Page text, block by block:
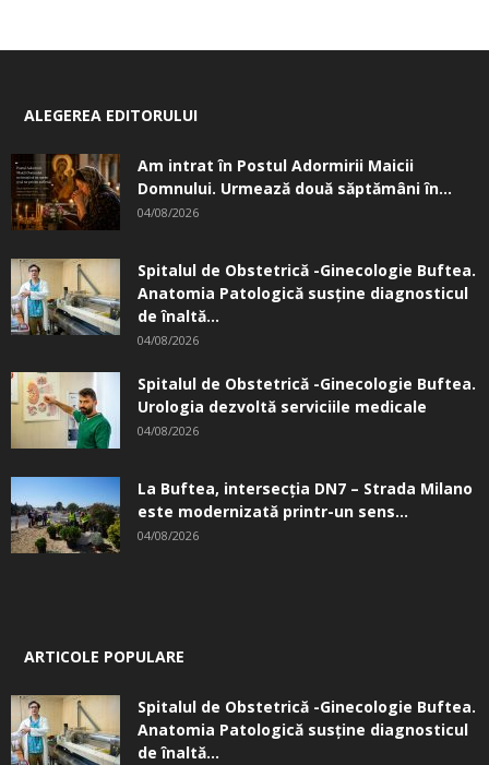
ALEGEREA EDITORULUI
Am intrat în Postul Adormirii Maicii
Domnului. Urmează două săptămâni în...
04/08/2026
Spitalul de Obstetrică -Ginecologie Buftea.
Anatomia Patologică susţine diagnosticul
de înaltă...
04/08/2026
Spitalul de Obstetrică -Ginecologie Buftea.
Urologia dezvoltă serviciile medicale
04/08/2026
La Buftea, intersecţia DN7 – Strada Milano
este modernizată printr-un sens...
04/08/2026
ARTICOLE POPULARE
Spitalul de Obstetrică -Ginecologie Buftea.
Anatomia Patologică susţine diagnosticul
de înaltă...